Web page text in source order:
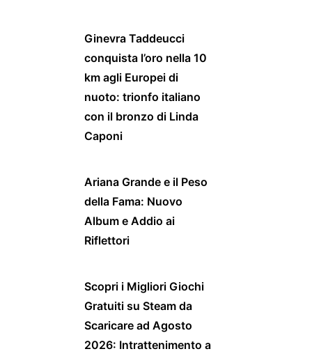
Ginevra Taddeucci
conquista l’oro nella 10
km agli Europei di
nuoto: trionfo italiano
con il bronzo di Linda
Caponi
Ariana Grande e il Peso
della Fama: Nuovo
Album e Addio ai
Riflettori
Scopri i Migliori Giochi
Gratuiti su Steam da
Scaricare ad Agosto
2026: Intrattenimento a